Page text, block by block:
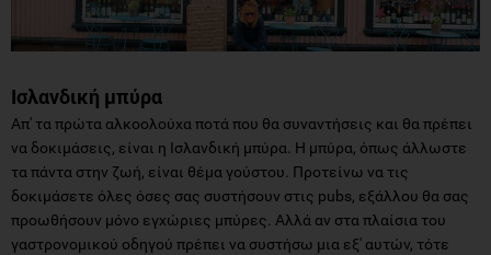
Ισλανδική μπύρα
Απ' τα πρώτα αλκοολούχα ποτά που θα συναντήσεις και θα πρέπει
να δοκιμάσεις, είναι η Ισλανδική μπύρα. Η μπύρα, όπως άλλωστε
τα πάντα στην ζωή, είναι θέμα γούστου. Προτείνω να τις
δοκιμάσετε όλες όσες σας συστήσουν στις pubs, εξάλλου θα σας
προωθήσουν μόνο εγχώριες μπύρες. Αλλά αν στα πλαίσια του
γαστρονομικού οδηγού πρέπει να συστήσω μια εξ' αυτών, τότε